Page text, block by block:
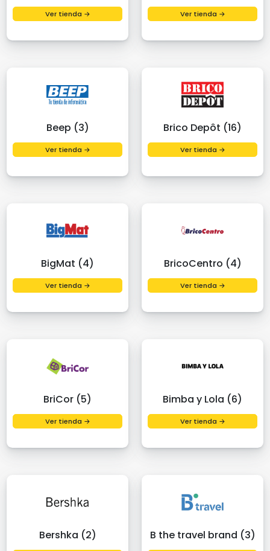
Ver tienda → Ver tienda →
Beep (3)
Ver tienda →
Brico Depôt (16)
Ver tienda →
BigMat (4)
Ver tienda →
BricoCentro (4)
Ver tienda →
BriCor (5)
Ver tienda →
Bimba y Lola (6)
Ver tienda →
Bershka (2) B the travel brand (3)